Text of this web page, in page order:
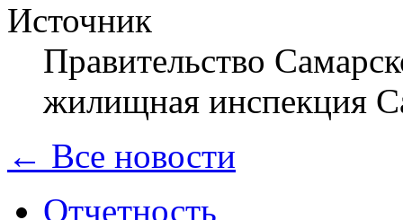
Источник
Правительство
жилищная инспекция
← Все новости
Отчетность